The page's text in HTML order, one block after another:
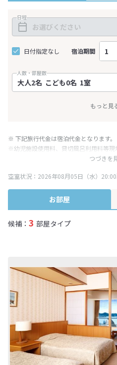
日程
日付指定なし 宿泊期間
人数・部屋数
もっと見
つづきを
※ 下記旅行代金は宿泊代金となります。
※幼児施設使用料、貸切風呂利用料等
み表記となりますが、消費税増税に伴
※表示されている旅行代金・プラン内容
終確認画面でご確認ください。
空室状況：2026年08月05日（水）
お部屋
候補： 3 部屋タイプ